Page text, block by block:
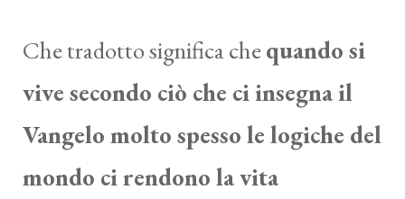
Che tradotto significa chequando si
vive secondo ciò che ci insegna il
Vangelo molto spesso le logiche del
mondo ci rendono la vita